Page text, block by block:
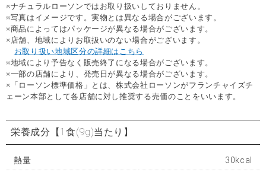
※ナチュラルローソンではお取り扱いしておりません。
※写真はイメージです。実物とは異なる場合がございます。
※商品によってはパッケージが異なる場合がございます。
※店舗、地域によりお取扱いのない場合がございます。
お取り扱い地域区分の詳細はこちら
※地域により予告なく販売終了になる場合がございます。
※一部の店舗により、発売日が異なる場合がございます。
※「ローソン標準価格」とは、株式会社ローソンがフランチャイズチ
ェーン本部として各店舗に対し推奨する売価のことをいいます。
栄養成分 【1食(9g)当たり】
熱量 30kcal